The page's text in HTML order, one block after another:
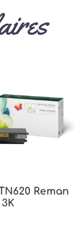
Reman